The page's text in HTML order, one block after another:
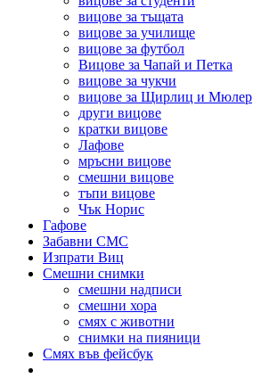
вицове за тъщата
вицове за училище
вицове за футбол
Вицове за Чапай и Петка
вицове за чукчи
вицове за Щирлиц и Мюлер
други вицове
кратки вицове
Лафове
мръсни вицове
смешни вицове
тъпи вицове
Чък Норис
Гафове
Забавни СМС
Изпрати Виц
Смешни снимки
смешни надписи
смешни хора
смях с животни
снимки на пияници
Смях във фейсбук